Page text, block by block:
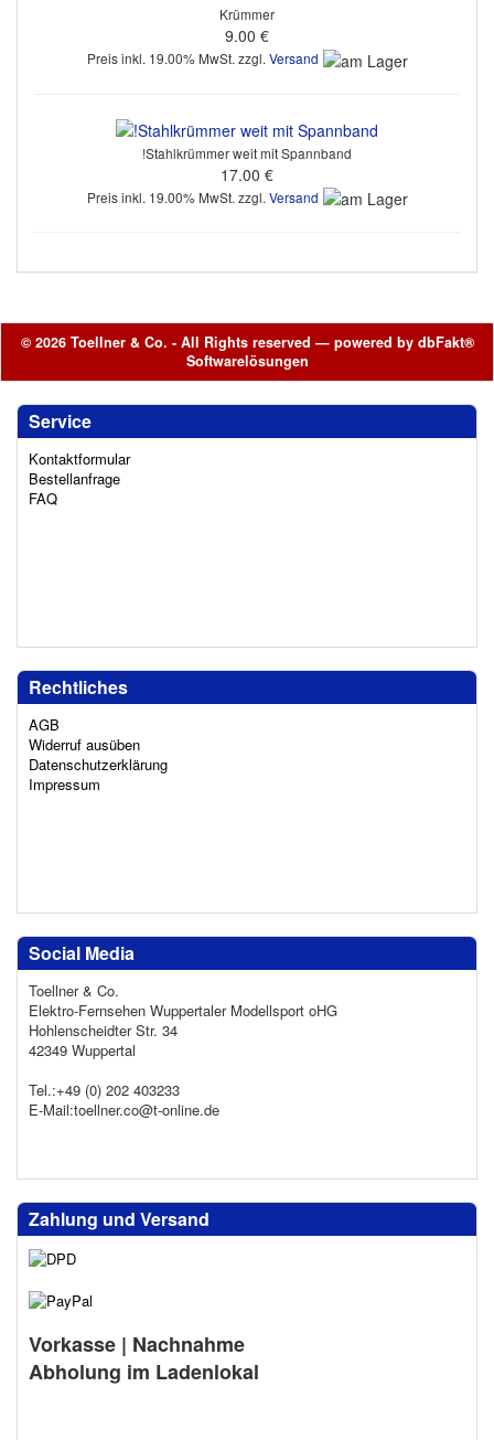
Krümmer
9.00 €
Preis inkl. 19.00% MwSt. zzgl. Versand
!Stahlkrümmer weit mit Spannband
17.00 €
Preis inkl. 19.00% MwSt. zzgl. Versand
© 2026 Toellner & Co. - All Rights reserved — powered by dbFakt®
Softwarelösungen
Service
Kontaktformular
Bestellanfrage
FAQ
Rechtliches
AGB
Widerruf ausüben
Datenschutzerklärung
Impressum
Social Media
Toellner & Co.
Elektro-Fernsehen Wuppertaler Modellsport oHG
Hohlenscheidter Str. 34
42349 Wuppertal
Tel.:+49 (0) 202 403233
E-Mail:toellner.co@t-online.de
Zahlung und Versand
Vorkasse | Nachnahme
Abholung im Ladenlokal